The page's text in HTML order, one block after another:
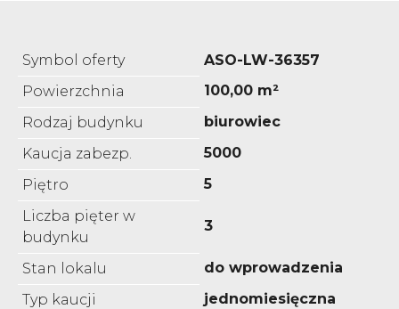
Symbol oferty
ASO-LW-36357
Powierzchnia
100,00 m²
Rodzaj budynku
biurowiec
Kaucja zabezp.
5000
Piętro
5
Liczba pięter w
budynku
3
Stan lokalu
do wprowadzenia
Typ kaucji
jednomiesięczna